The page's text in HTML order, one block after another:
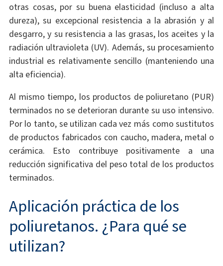
otras cosas, por su buena elasticidad (incluso a alta
dureza), su excepcional resistencia a la abrasión y al
desgarro, y su resistencia a las grasas, los aceites y la
radiación ultravioleta (UV). Además, su procesamiento
industrial es relativamente sencillo (manteniendo una
alta eficiencia).
Al mismo tiempo, los productos de poliuretano (PUR)
terminados no se deterioran durante su uso intensivo.
Por lo tanto, se utilizan cada vez más como sustitutos
de productos fabricados con caucho, madera, metal o
cerámica. Esto contribuye positivamente a una
reducción significativa del peso total de los productos
terminados.
Aplicación práctica de los
poliuretanos. ¿Para qué se
utilizan?